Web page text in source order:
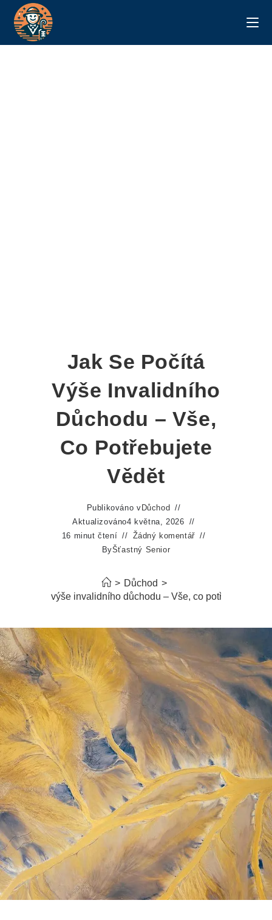
Jak Se Počítá
Výše Invalidního
Důchodu – Vše,
Co Potřebujete
Vědět
Publikováno v Důchod
Aktualizováno4 května, 2026
16 minut čtení
Žádný komentář
ByŠťastný Senior
> Důchod >
se počítá výše invalidního důchodu – Vše, co potřebujete